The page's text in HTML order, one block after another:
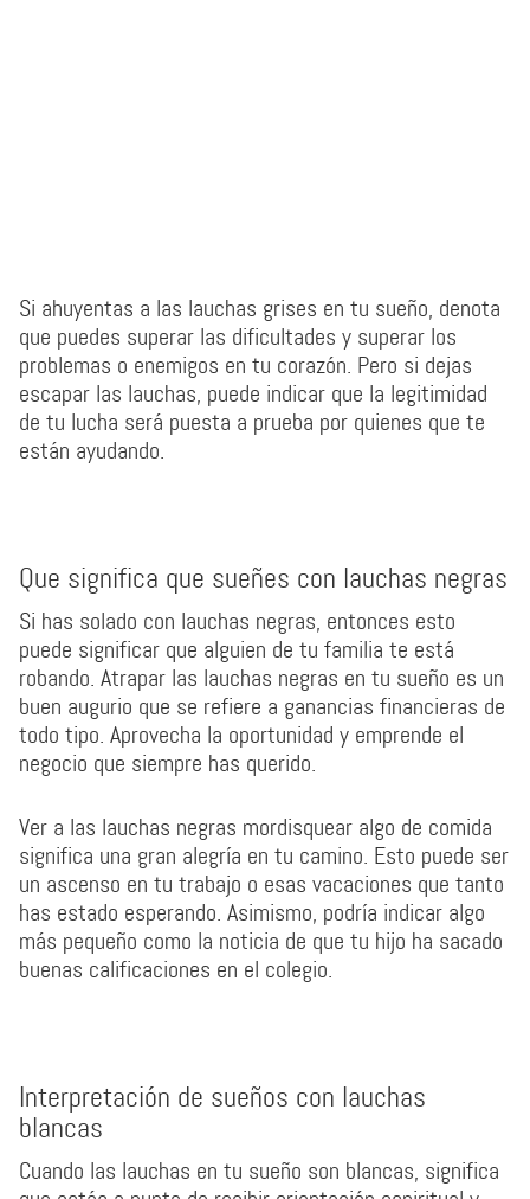
Si ahuyentas a las lauchas grises en tu sueño, denota
que puedes superar las dificultades y superar los
problemas o enemigos en tu corazón. Pero si dejas
escapar las lauchas, puede indicar que la legitimidad
de tu lucha será puesta a prueba por quienes que te
están ayudando.
Que significa que sueñes con lauchas negras
Si has solado con lauchas negras, entonces esto
puede significar que alguien de tu familia te está
robando. Atrapar las lauchas negras en tu sueño es un
buen augurio que se refiere a ganancias financieras de
todo tipo. Aprovecha la oportunidad y emprende el
negocio que siempre has querido.
Ver a las lauchas negras mordisquear algo de comida
significa una gran alegría en tu camino. Esto puede ser
un ascenso en tu trabajo o esas vacaciones que tanto
has estado esperando. Asimismo, podría indicar algo
más pequeño como la noticia de que tu hijo ha sacado
buenas calificaciones en el colegio.
Interpretación de sueños con lauchas
blancas
Cuando las lauchas en tu sueño son blancas, significa